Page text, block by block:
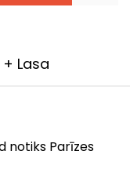
+ Lasa
notiks Parīzes